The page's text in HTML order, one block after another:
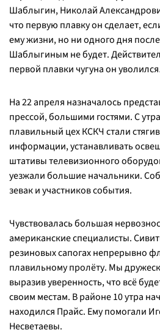
Шаблыгин, Николай
что первую плавку он сделает,
ему жизни, но ни одного дня
Шаблыгиным не будет.
первой плавки чугуна он
На 22 апреля назначалось
прессой, большими гостями. С
плавильный цех КСКЧ стали
информации, устанавливать
штативы телевизионного
уезжали большие начальники.
зевак и участников события.
Чувствовалась большая
американские специалисты.
резиновых сапогах непрерывно
плавильному пролёту. Мы
выразив уверенность, что всё
своим местам. В районе 10 утра
находился Прайс. Ему помогали
Несветаевы.